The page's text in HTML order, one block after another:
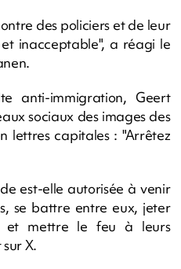
des policiers et de leur
inacceptable", a réagi le
anti-immigration, Geert
sociaux des images des
lettres capitales : "Arrêtez
est-elle autorisée à venir
se battre entre eux, jeter
et mettre le feu à leurs
X.